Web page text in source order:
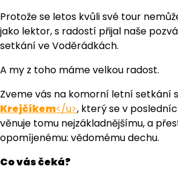
Protože se letos kvůli své tour
jako lektor, s radostí přijal naše
setkání ve Voděrádkách.
A my z toho máme velkou radost.
Zveme vás na komorní letní setkání s
Krejčíkem</u>, který se v
věnuje tomu nejzákladnějšímu, a
opomíjenému: vědomému dechu.
Co vás čeká?